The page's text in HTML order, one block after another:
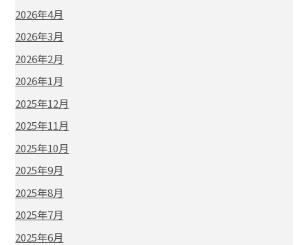
2026年4月
2026年3月
2026年2月
2026年1月
2025年12月
2025年11月
2025年10月
2025年9月
2025年8月
2025年7月
2025年6月